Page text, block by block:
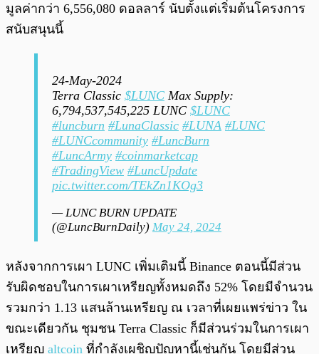
มูลค่ากว่า 6,556,080 ดอลลาร์ นับตั้งแต่เริ่มต้นโครงการ
สนับสนุนนี้
24-May-2024
Terra Classic $LUNC Max Supply:
6,794,537,545,225 LUNC $LUNC
#luncburn #LunaClassic #LUNA #LUNC
#LUNCcommunity #LuncBurn
#LuncArmy #coinmarketcap
#TradingView #LuncUpdate
pic.twitter.com/TEkZn1KOg3
— LUNC BURN UPDATE
(@LuncBurnDaily) May 24, 2024
หลังจากการเผา LUNC เพิ่มเติมนี้ Binance ตอนนี้มีส่วน
รับผิดชอบในการเผาเหรียญทั้งหมดถึง 52% โดยมีจำนวน
รวมกว่า 1.13 แสนล้านเหรียญ ณ เวลาที่เผยแพร่ข่าว ใน
ขณะเดียวกัน ชุมชน Terra Classic ก็มีส่วนร่วมในการเผา
เหรียญ altcoin ที่กำลังเผชิญปัญหานี้เช่นกัน โดยมีส่วน